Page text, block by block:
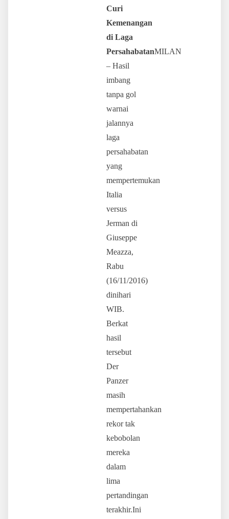
Curi
Kemenangan
di Laga
PersahabatanMILAN
– Hasil
imbang
tanpa gol
warnai
jalannya
laga
persahabatan
yang
mempertemukan
Italia
versus
Jerman di
Giuseppe
Meazza,
Rabu
(16/11/2016)
dinihari
WIB.
Berkat
hasil
tersebut
Der
Panzer
masih
mempertahankan
rekor tak
kebobolan
mereka
dalam
lima
pertandingan
terakhir.Ini